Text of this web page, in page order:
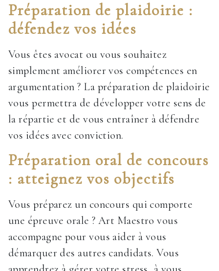
Préparation de plaidoirie :
défendez vos idées
Vous êtes avocat ou vous souhaitez
simplement améliorer vos compétences en
argumentation ? La préparation de plaidoirie
vous permettra de développer votre sens de
la répartie et de vous entraîner à défendre
vos idées avec conviction.
Préparation oral de concours
: atteignez vos objectifs
Vous préparez un concours qui comporte
une épreuve orale ? Art Maestro vous
accompagne pour vous aider à vous
démarquer des autres candidats. Vous